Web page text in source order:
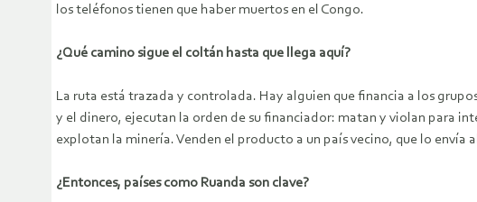
los teléfonos tienen que haber muertos en el Congo.
¿Qué camino sigue el coltán hasta que llega aquí?
La ruta está trazada y controlada. Hay alguien que financia a los
y el dinero, ejecutan la orden de su financiador: matan y violan para
explotan la minería. Venden el producto a un país vecino, que lo envía
¿Entonces, países como Ruanda son clave?